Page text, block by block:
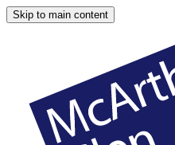
Skip to main content